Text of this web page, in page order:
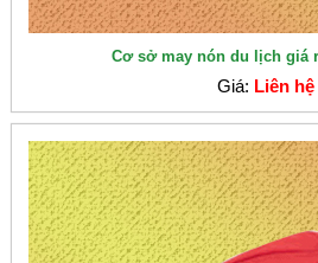
Cơ sở may nón du lịch giá
Giá: Liên hệ